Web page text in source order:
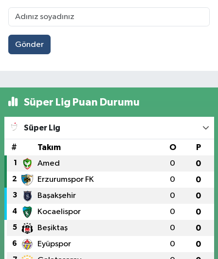
Gönder
Süper Lig Puan Durumu
Süper Lig
# Takım O P
1 Amed 0 0
2 Erzurumspor FK 0 0
3 Başakşehir 0 0
4 Kocaelispor 0 0
5 Beşiktaş 0 0
6 Eyüpspor 0 0